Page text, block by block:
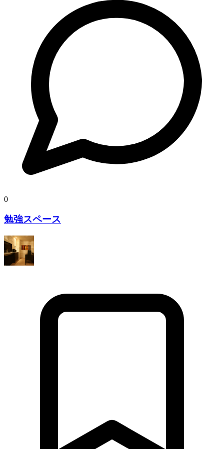
0
勉強スペース